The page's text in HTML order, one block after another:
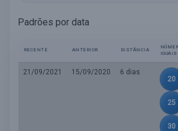
Padrões por data
RECENTE ANTERIOR DISTÂNCIA
IGUAIS
21/09/2021 15/09/2020
6 dias
20
25
30